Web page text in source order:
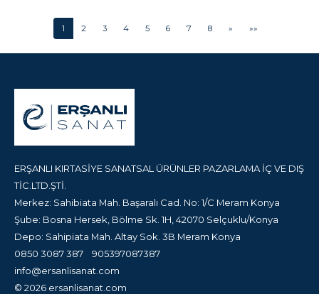
1 2 3 4 5 6 7 8 » »»
ERŞANLI KIRTASİYE SANATSAL ÜRÜNLER PAZARLAMA İÇ VE DIŞ
TİC.LTD.ŞTİ.
Merkez: Sahibiata Mah. Başaralı Cad. No: 1/C Meram Konya
Şube: Bosna Hersek, Bölme Sk. 1H, 42070 Selçuklu/Konya
Depo: Sahipiata Mah. Altay Sok. 3B Meram Konya
0850 3087 387
905397087387
info@ersanlisanat.com
© 2026 ersanlisanat.com